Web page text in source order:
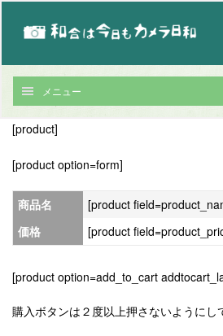
メニュー
[product]
[product option=form]
商品名
[product
価格
[product
[product option=add_to_cart
購入ボタンは２度以上押さないようにし